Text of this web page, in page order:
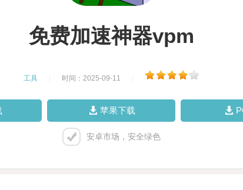
免费加速神器vpm
工具 时间：2025-09-11
苹果下载
安卓市场，安全绿色